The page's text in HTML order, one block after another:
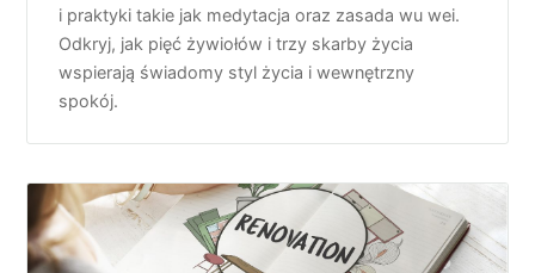
i praktyki takie jak medytacja oraz zasada wu wei.
Odkryj, jak pięć żywiołów i trzy skarby życia
wspierają świadomy styl życia i wewnętrzny
spokój.